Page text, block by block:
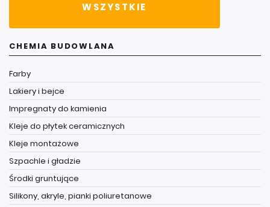
WSZYSTKIE
CHEMIA BUDOWLANA
Farby
Lakiery i bejce
Impregnaty do kamienia
Kleje do płytek ceramicznych
Kleje montażowe
Szpachle i gładzie
Środki gruntujące
Silikony, akryle, pianki poliuretanowe